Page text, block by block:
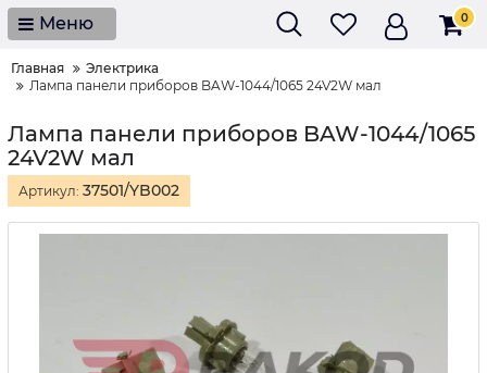
Меню 0
Главная
Электрика
Лампа панели приборов BAW-1044/1065 24V2W мал
Лампа панели приборов BAW-1044/1065
24V2W мал
Артикул: 37501/YB002